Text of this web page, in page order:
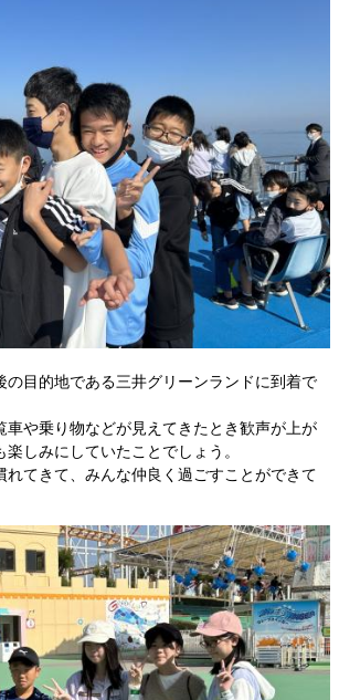
目的地である三井グリーンランドに到着で
や乗り物などが見えてきたとき歓声が上が
しみにしていたことでしょう。
てきて、みんな仲良く過ごすことができて